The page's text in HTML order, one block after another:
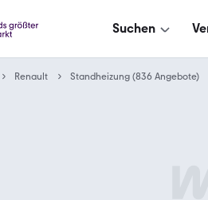
Suchen
Renault Standheizung (836 Angebote)